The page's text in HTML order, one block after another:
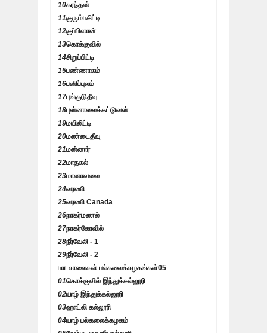
10கரந்தன்
11குரும்பசிட்டி
12குப்பிளான்
13கொக்குவில்
14சிறுப்பிட்டி
15பண்ணாகம்
16பனிப்புலம்
17புங்குடுதீவு
18புன்னாலைக்கட்டுவன்
19மயிலிட்டி
20மண்டைதீவு
21மன்னார்
22மாதகல்
23மானாவலை
24வரணி
25வரணி Canada
26நாகர்மணல்
27நாகர்கோவில்
28நீர்வேலி - 1
29நீர்வேலி - 2
பாடசாலைகள் பல்கலைக்கழகங்கள்05
01கொக்குவில் இந்துக்கல்லூரி
02யாழ் இந்துக்கல்லூரி
03ஹாட்லி கல்லூரி
04யாழ் பல்கலைக்கழகம்